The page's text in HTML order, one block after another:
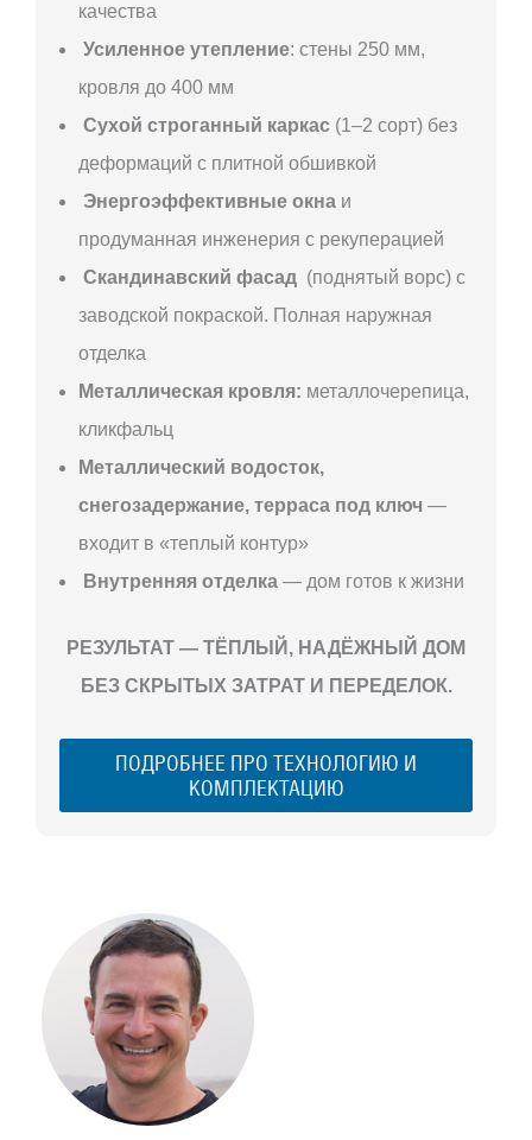
качества
Усиленное утепление: стены 250 мм,
кровля до 400 мм
Сухой строганный каркас (1–2 сорт) без
деформаций с плитной обшивкой
Энергоэффективные окна и
продуманная инженерия с рекуперацией
Скандинавский фасад (поднятый ворс) с
заводской покраской. Полная наружная
отделка
Металлическая кровля: металлочерепица,
кликфальц
Металлический водосток,
снегозадержание, терраса под ключ —
входит в «теплый контур»
Внутренняя отделка — дом готов к жизни
РЕЗУЛЬТАТ — ТЁПЛЫЙ, НАДЁЖНЫЙ ДОМ
БЕЗ СКРЫТЫХ ЗАТРАТ И ПЕРЕДЕЛОК.
ПОДРОБНЕЕ ПРО ТЕХНОЛОГИЮ И
КОМПЛЕКТАЦИЮ